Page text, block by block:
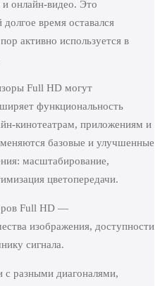
и онлайн-видео. Это
время оставался
активно используется в
Full HD могут
функциональность
кинотеатрам, приложениям и
базовые и улучшенные
масштабирование,
цветопередачи.
Full HD —
изображения, доступности
сигнала.
с разными диагоналями,